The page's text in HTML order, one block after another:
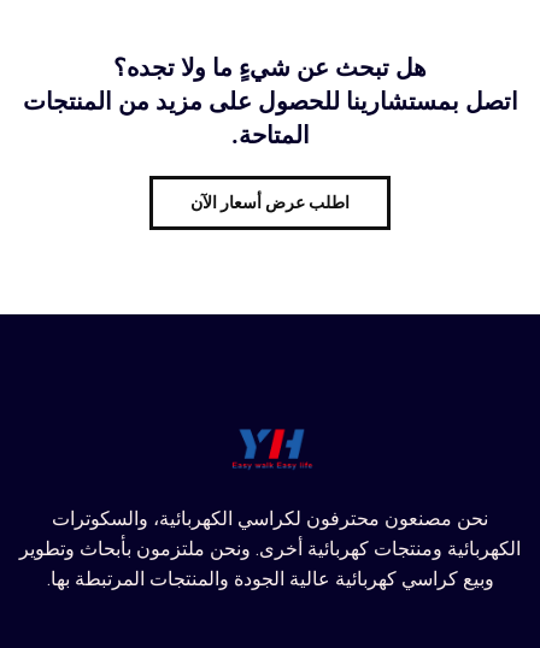
هل تبحث عن شيءٍ ما ولا تجده؟
اتصل بمستشارينا للحصول على مزيد من المنتجات
المتاحة.
اطلب عرض أسعار الآن
نحن مصنعون محترفون لكراسي الكهربائية، والسكوترات
الكهربائية ومنتجات كهربائية أخرى. ونحن ملتزمون بأبحاث وتطوير
وبيع كراسي كهربائية عالية الجودة والمنتجات المرتبطة بها.